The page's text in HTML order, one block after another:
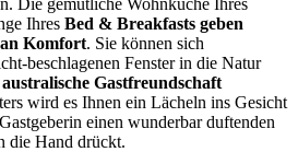
Ihres Bed & Breakfasts geben
Komfort. Sie können sich
beschlagenen Fenster in die Natur
australische Gastfreundschaft
wird es Ihnen ein Lächeln ins Gesicht
einen wunderbar duftenden
die Hand drückt.